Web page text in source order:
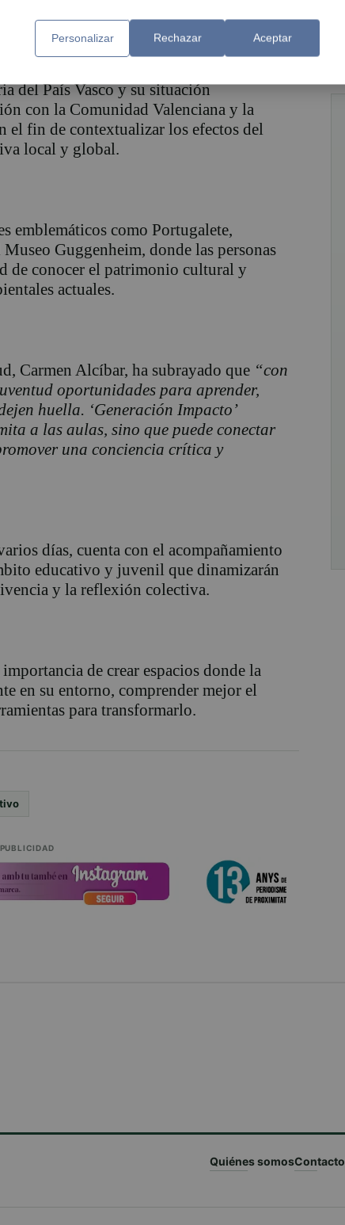
sesiones formativas sobre primeros
del País Vasco y su situación
con la Comunidad Valenciana y la
el fin de contextualizar los efectos del
local y global.
emblemáticos como Portugalete,
Guggenheim, donde las personas
de conocer el patrimonio cultural y
actuales.
Carmen Alcíbar, ha subrayado que “con
oportunidades para aprender,
huella. ‘Generación Impacto’
a las aulas, sino que puede conectar
una conciencia crítica y
días, cuenta con el acompañamiento
educativo y juvenil que dinamizarán
y la reflexión colectiva.
de crear espacios donde la
en su entorno, comprender mejor el
para transformarlo.
PUBLICIDAD
Quiénes somosContacto
Personalizar Rechazar Aceptar